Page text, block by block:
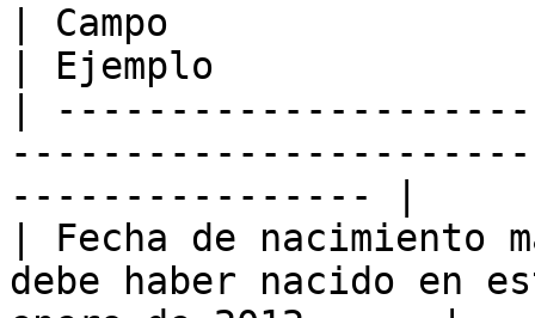
| Campo
| Ejemplo
|
---------------- |
| Fecha de nacimiento
debe haber nacido en